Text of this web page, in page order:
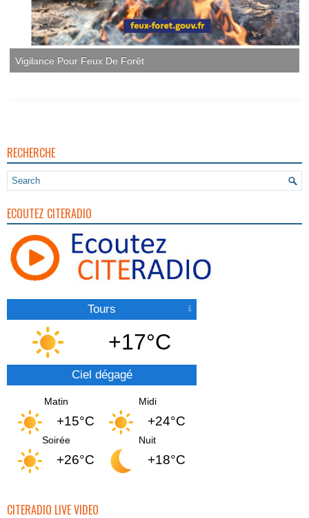
Vigilance Pour Feux De Forêt
RECHERCHE
ECOUTEZ CITERADIO
Tours
+17°C
Ciel dégagé
Matin
+15°C
Midi
+24°C
Soirée
+26°C
Nuit
+18°C
CITERADIO LIVE VIDEO